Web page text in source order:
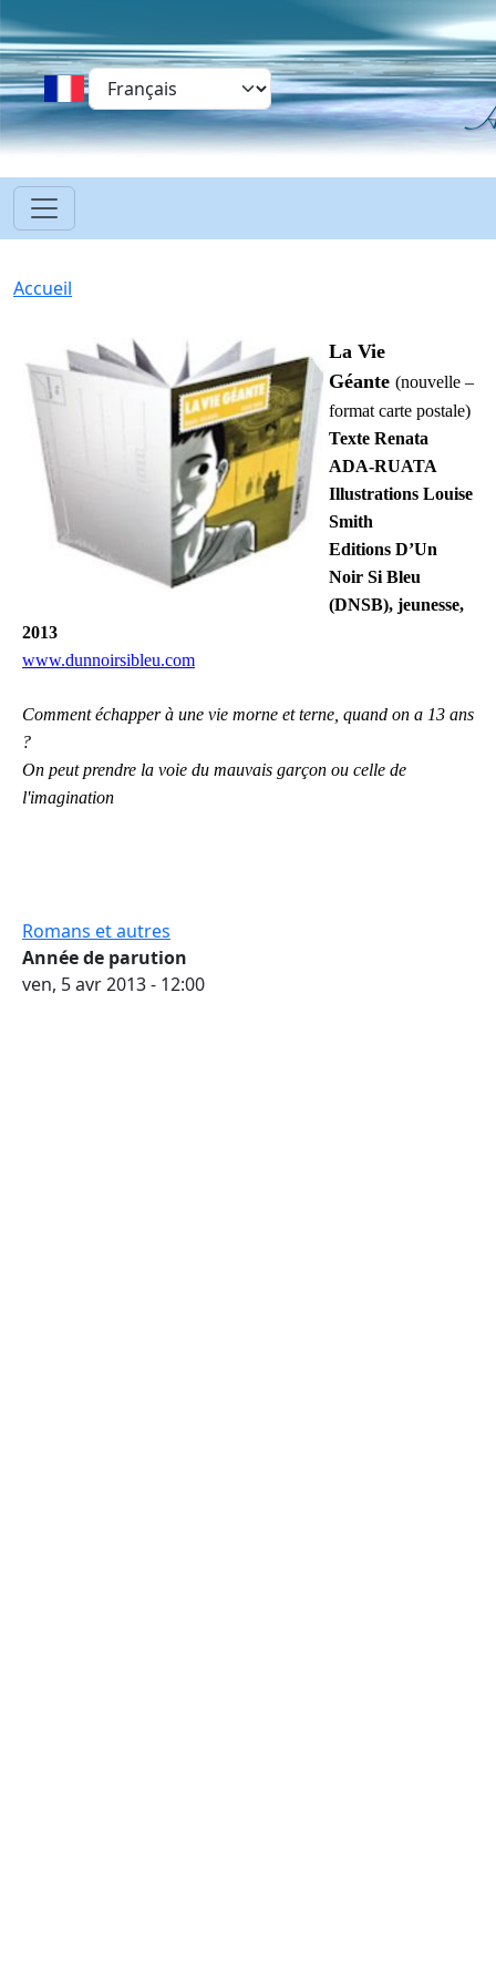
Select your language
Fil d'Ariane
Accueil
La Vie
Géante (nouvelle –
format carte postale)
Texte Renata
ADA-RUATA
Illustrations Louise
Smith
Editions D’Un
Noir Si Bleu
(DNSB), jeunesse,
2013
www.dunnoirsibleu.com
Comment échapper à une vie morne et terne, quand on a 13 ans
?
On peut prendre la voie du mauvais garçon ou celle de
l'imagination
Romans et autres
Année de parution
ven, 5 avr 2013 - 12:00